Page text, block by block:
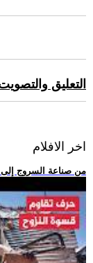
التعليق
اخر الافلام
.. من صناعة السروج